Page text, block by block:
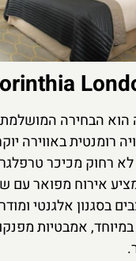
הבחירה המושלמת
באווירה
רחוק מכיכר טרפלגר
אירוח מפואר עם
אלגנטי
אמבטיות מפנקות